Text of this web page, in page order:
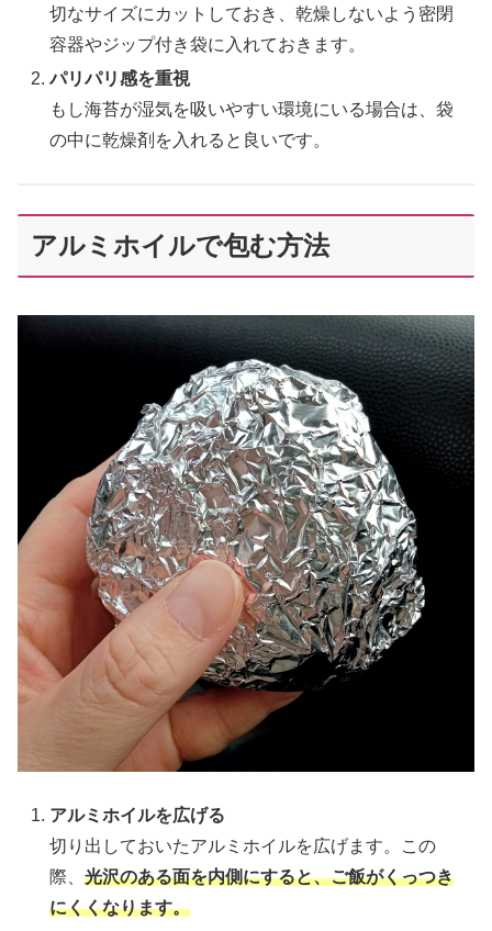
切なサイズにカットしておき、乾燥しないよう密閉
容器やジップ付き袋に入れておきます。
パリパリ感を重視
もし海苔が湿気を吸いやすい環境にいる場合は、袋
の中に乾燥剤を入れると良いです。
アルミホイルで包む方法
アルミホイルを広げる
切り出しておいたアルミホイルを広げます。この
際、光沢のある面を内側にすると、ご飯がくっつき
にくくなります。